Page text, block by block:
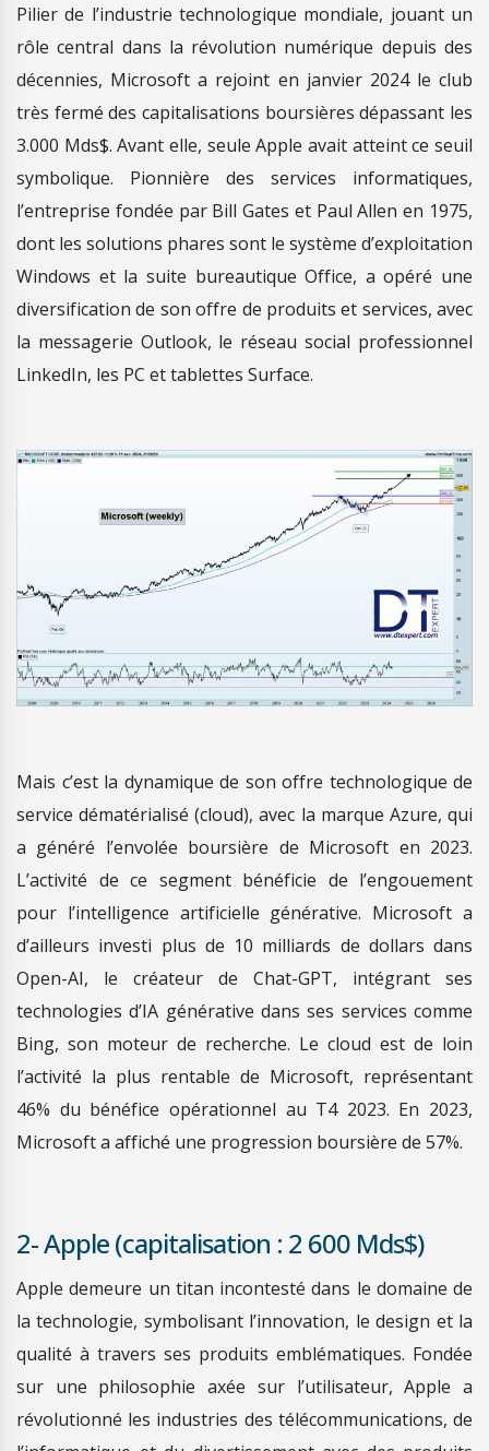
Pilier de l’industrie technologique mondiale, jouant un
rôle central dans la révolution numérique depuis des
décennies, Microsoft a rejoint en janvier 2024 le club
très fermé des capitalisations boursières dépassant les
3.000 Mds$. Avant elle, seule Apple avait atteint ce seuil
symbolique. Pionnière des services informatiques,
l’entreprise fondée par Bill Gates et Paul Allen en 1975,
dont les solutions phares sont le système d’exploitation
Windows et la suite bureautique Office, a opéré une
diversification de son offre de produits et services, avec
la messagerie Outlook, le réseau social professionnel
LinkedIn, les PC et tablettes Surface.
Mais c’est la dynamique de son offre technologique de
service dématérialisé (cloud), avec la marque Azure, qui
a généré l’envolée boursière de Microsoft en 2023.
L’activité de ce segment bénéficie de l’engouement
pour l’intelligence artificielle générative. Microsoft a
d’ailleurs investi plus de 10 milliards de dollars dans
Open-AI, le créateur de Chat-GPT, intégrant ses
technologies d’IA générative dans ses services comme
Bing, son moteur de recherche. Le cloud est de loin
l’activité la plus rentable de Microsoft, représentant
46% du bénéfice opérationnel au T4 2023. En 2023,
Microsoft a affiché une progression boursière de 57%.
2- Apple (capitalisation : 2 600 Mds$)
Apple demeure un titan incontesté dans le domaine de
la technologie, symbolisant l’innovation, le design et la
qualité à travers ses produits emblématiques. Fondée
sur une philosophie axée sur l’utilisateur, Apple a
révolutionné les industries des télécommunications, de